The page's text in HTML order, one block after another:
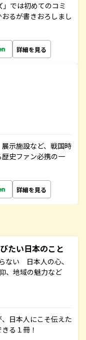
では初めてのコミ
るが書きおろしまし
詳細を見る
示施設など、戦国時
史ファン必携の一
詳細を見る
たい日本のこと
ない 日本人の心、
、地域の魅力など
日本人にこそ伝えた
る１冊！